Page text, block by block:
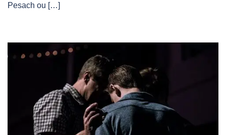
Pesach ou […]